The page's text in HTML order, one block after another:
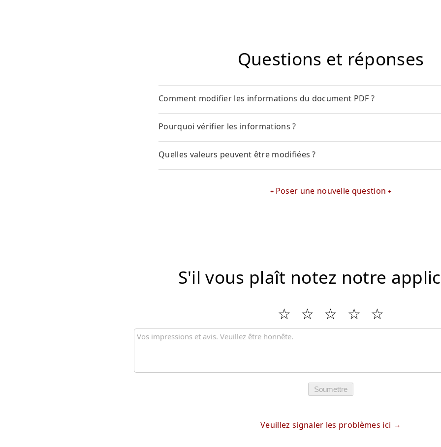
Questions et réponses
Comment modifier les informations du document PDF ?
Pourquoi vérifier les informations ?
Quelles valeurs peuvent être modifiées ?
Poser une nouvelle question
S'il vous plaît notez notre
Soumettre
Veuillez signaler les problèmes ici